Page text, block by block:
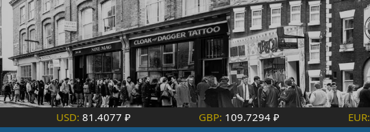
USD: 81.4077 ₽ GBP: 109.7294 ₽ EUR: